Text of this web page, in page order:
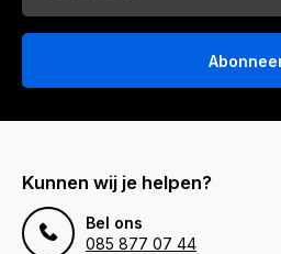
Kunnen wij je helpen?
Bel ons
085 877 07 44